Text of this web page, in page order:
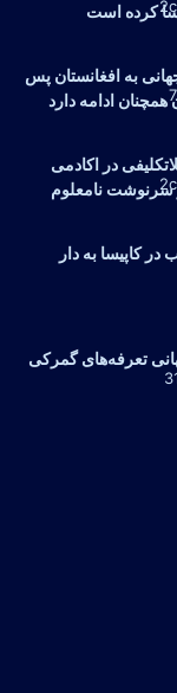
کرده است
کمک جهانی به افغانستان پس
همچنان ادامه دارد
در اکادمی
سرنوشت نامعلوم
کاپیسا به دار
تعرفه‌های گمرکی